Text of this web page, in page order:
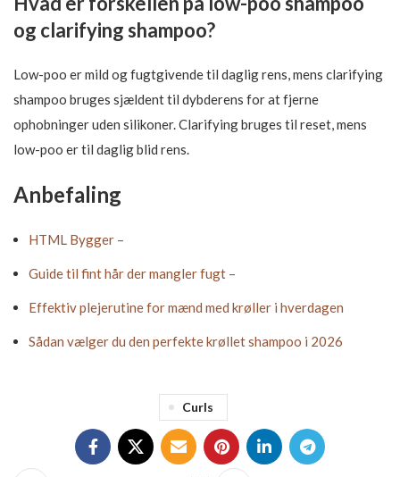
og clarifying shampoo?
Low-poo er mild og fugtgivende til daglig rens, mens clarifying
shampoo bruges sjældent til dybderens for at fjerne
ophobninger uden silikoner. Clarifying bruges til reset, mens
low-poo er til daglig blid rens.
Anbefaling
HTML Bygger –
Guide til fint hår der mangler fugt –
Effektiv plejerutine for mænd med krøller i hverdagen
Sådan vælger du den perfekte krøllet shampoo i 2026
Curls